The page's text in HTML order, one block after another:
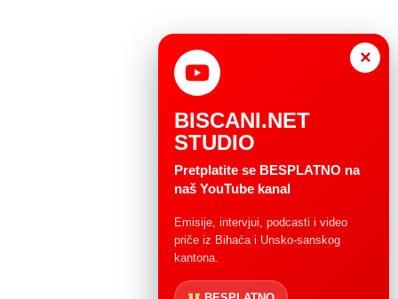
×
BISCANI.NET
STUDIO
Pretplatite se BESPLATNO na
naš YouTube kanal
Emisije, intervjui, podcasti i video
priče iz Bihaća i Unsko-sanskog
kantona.